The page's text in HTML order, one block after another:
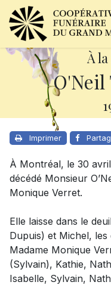
À
O'Neil
Imprimer
À Montréal, le 30 avril
décédé Monsieur
Monique Verret.
Elle laisse dans le
Dupuis) et Michel,
Madame Monique
(Sylvain), Kathie,
Isabelle, Sylvain,